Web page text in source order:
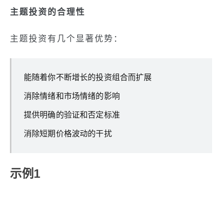
主题投资的合理性
主题投资有几个显著优势：
能随着你不断增长的投资组合而扩展
消除情绪和市场情绪的影响
提供明确的验证和否定标准
消除短期价格波动的干扰
示例1